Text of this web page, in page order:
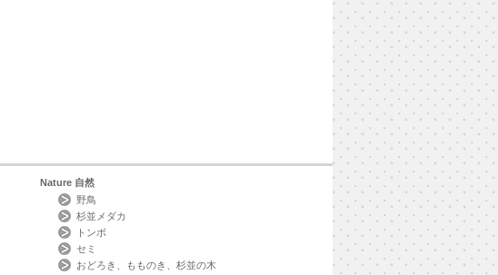
Nature 自然
野鳥
杉並メダカ
トンボ
セミ
おどろき、もものき、杉並の木